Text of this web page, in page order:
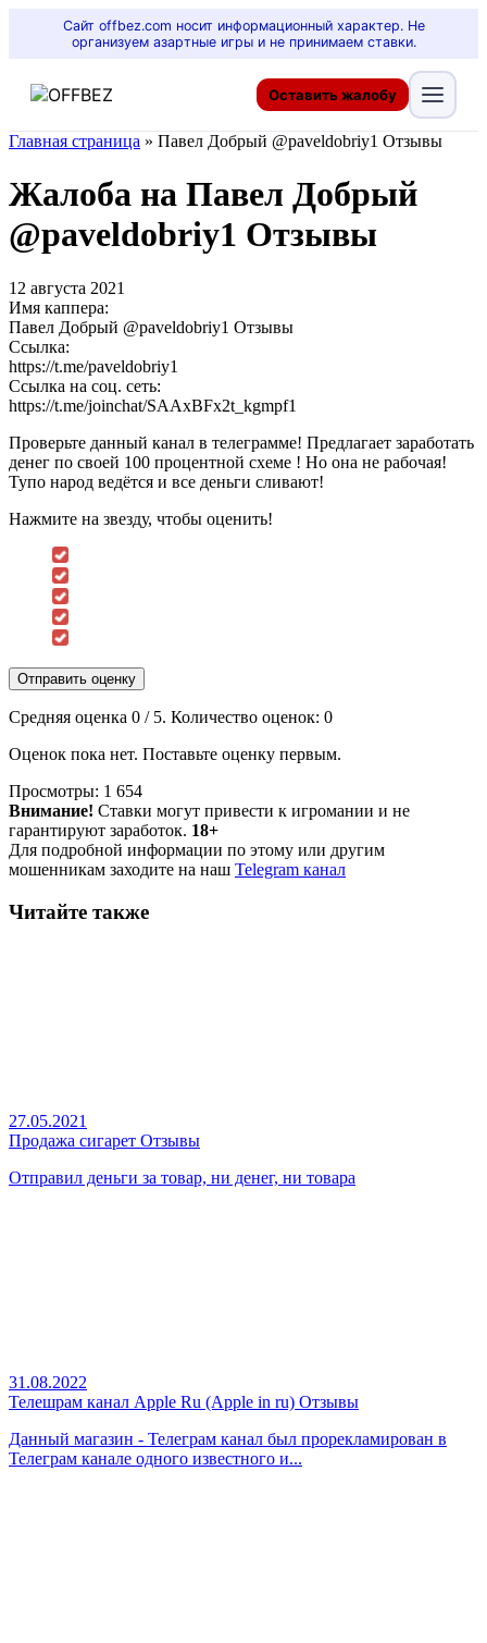
Сайт offbez.com носит информационный характер. Не
организуем азартные игры и не принимаем ставки.
Оставить жалобу
Главная страница » Павел Добрый @paveldobriy1 Отзывы
Жалоба на Павел Добрый
@paveldobriy1 Отзывы
12 августа 2021
Имя каппера:
Павел Добрый @paveldobriy1 Отзывы
Ссылка:
https://t.me/paveldobriy1
Ссылка на соц. сеть:
https://t.me/joinchat/SAAxBFx2t_kgmpf1
Проверьте данный канал в телеграмме! Предлагает заработать
денег по своей 100 процентной схеме ! Но она не рабочая!
Тупо народ ведётся и все деньги сливают!
Нажмите на звезду, чтобы оценить!
Отправить оценку
Средняя оценка 0 / 5. Количество оценок: 0
Оценок пока нет. Поставьте оценку первым.
Просмотры: 1 654
Внимание! Ставки могут привести к игромании и не
гарантируют заработок. 18+
Для подробной информации по этому или другим
мошенникам заходите на наш Telegram канал
Читайте также
27.05.2021
Продажа сигарет Отзывы
Отправил деньги за товар, ни денег, ни товара
31.08.2022
Телешрам канал Apple Ru (Apple in ru) Отзывы
Данный магазин - Телеграм канал был прорекламирован в
Телеграм канале одного известного и...